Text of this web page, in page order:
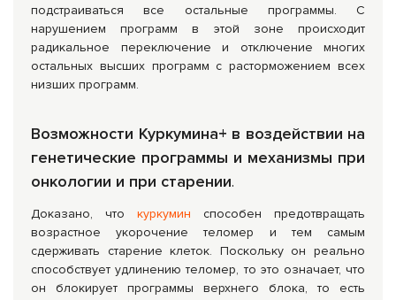
подстраиваться все остальные программы. С
нарушением программ в этой зоне происходит
радикальное переключение и отключение многих
остальных высших программ с расторможением всех
низших программ.
Возможности Куркумина+ в воздействии на
генетические программы и механизмы при
онкологии и при старении.
Доказано, что куркумин способен предотвращать
возрастное укорочение теломер и тем самым
сдерживать старение клеток. Поскольку он реально
способствует удлинению теломер, то это означает, что
он блокирует программы верхнего блока, то есть